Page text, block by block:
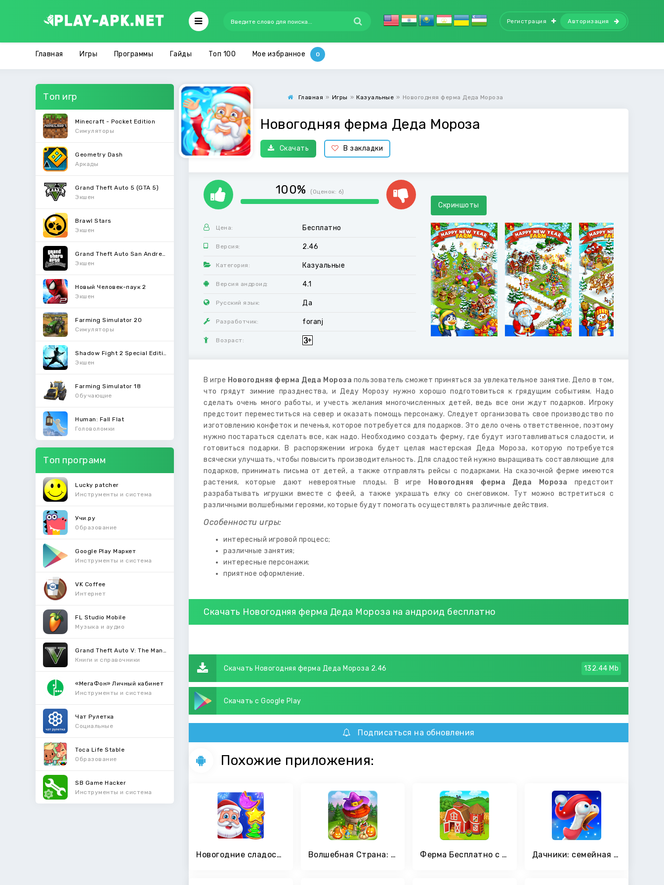
Регистрация Авторизация
Главная Игры Программы Гайды Топ 100 Мое избранное
Топ игр
Minecraft - Pocket Edition
Симуляторы
Geometry Dash
Аркады
Grand Theft Auto 5 (GTA 5)
Экшен
Brawl Stars
Экшен
Экшен
Новый Человек-паук 2
Экшен
Farming Simulator 20
Симуляторы
Экшен
Farming Simulator 18
Обучающие
Human: Fall Flat
Головоломки
Топ программ
Lucky patcher
Инструменты и система
Учи.ру
Образование
Google Play Маркет
Инструменты и система
VK Coffee
Интернет
FL Studio Mobile
Музыка и аудио
Книги и справочники
«МегаФон» Личный кабинет
Инструменты и система
Чат Рулетка
Социальные
Toca Life Stable
Образование
SB Game Hacker
Инструменты и система
Главная » Игры » Казуальные » Новогодняя ферма Деда Мороза
Новогодняя ферма Деда Мороза
Скачать В закладки
100% (Оценок: 6)
Цена: Бесплатно
Версия: 2.46
Категория: Казуальные
Версия андроид: 4.1
Русский язык: Да
Разработчик: foranj
Возраст:
Скриншоты
В игре Новогодняя ферма Деда Мороза пользователь сможет приняться за увлекательное занятие. Дело в том,
что грядут зимние празднества, и Деду Морозу нужно хорошо подготовиться к грядущим событиям. Надо
сделать очень много работы, и учесть желания многочисленных детей, ведь все они ждут подарков. Игроку
предстоит переместиться на север и оказать помощь персонажу. Следует организовать свое производство по
изготовлению конфеток и печенья, которое потребуется для подарков. Это дело очень ответственное, поэтому
нужно постараться сделать все, как надо. Необходимо создать ферму, где будут изготавливаться сладости, и
готовиться подарки. В распоряжении игрока будет целая мастерская Деда Мороза, которую потребуется
всячески улучшать, чтобы повысить производительность. Для сладостей нужно выращивать составляющие для
подарков, принимать письма от детей, а также отправлять рейсы с подарками. На сказочной ферме имеются
растения, которые дают невероятные плоды. В игре
Новогодняя ферма Деда Мороза
предстоит
разрабатывать игрушки вместе с феей, а также украшать елку со снеговиком. Тут можно встретиться с
различными волшебными героями, которые будут помогать осуществлять различные действия.
Особенности игры:
интересный игровой процесс;
различные занятия;
интересные персонажи;
приятное оформление.
Скачать Новогодняя ферма Деда Мороза на андроид бесплатно
Скачать Новогодняя ферма Деда Мороза 2.46 132.44 Mb
Скачать с Google Play
Подписаться на обновления
Похожие приложения:
Новогодние сладости: приключения-пазл Дед Мороза 3 Волшебная Страна: Сказка-ферма Ферма Бесплатно с Барашками, веселая и семейная Дачники: семейная ферма